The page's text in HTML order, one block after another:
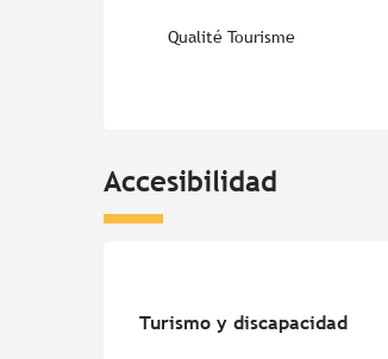
Qualité Tourisme
Accesibilidad
Turismo y discapacidad
Turismo y discapacidad